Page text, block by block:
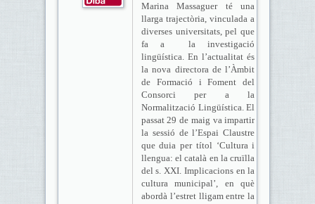
Marina Massaguer té una
llarga trajectòria, vinculada a
diverses universitats, pel que
fa a la investigació
lingüística. En l’actualitat és
la nova directora de l’Àmbit
de Formació i Foment del
Consorci per a la
Normalització Lingüística. El
passat 29 de maig va impartir
la sessió de l’Espai Claustre
que duia per títol ‘Cultura i
llengua: el català en la cruïlla
del s. XXI. Implicacions en la
cultura municipal’, en què
abordà l’estret lligam entre la